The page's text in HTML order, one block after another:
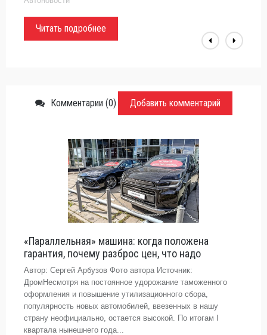
Читать подробнее
Комментарии (0) Добавить комментарий
«Параллельная» машина: когда положена
гарантия, почему разброс цен, что надо
Автор: Сергей Арбузов Фото автора Источник:
ДромНесмотря на постоянное удорожание таможенного
оформления и повышение утилизационного сбора,
популярность новых автомобилей, ввезенных в нашу
страну неофициально, остается высокой. По итогам I
квартала нынешнего года...